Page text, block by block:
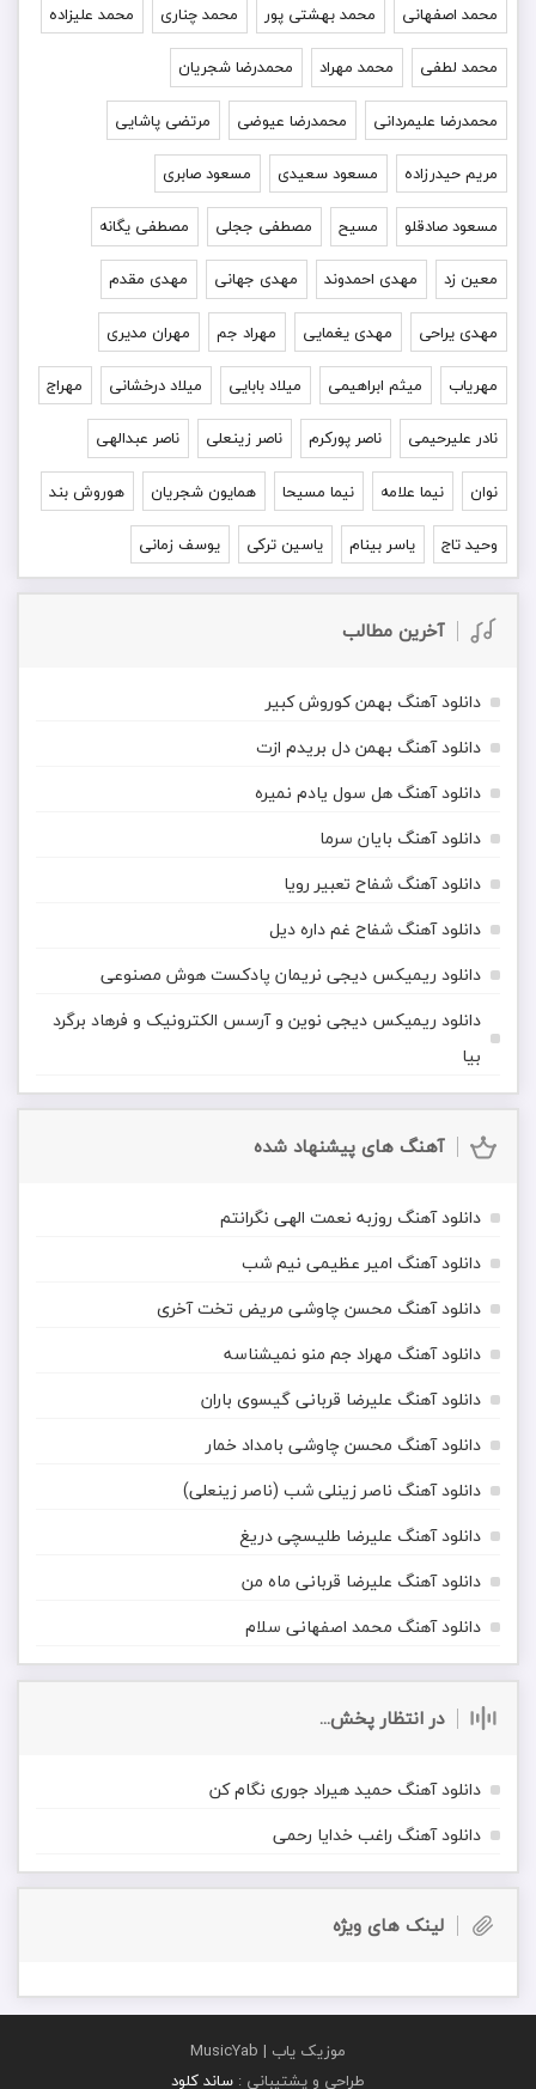
محمد اصفهانی محمد بهشتی پور محمد چناری محمد علیزاده
محمد لطفی محمد مهراد محمدرضا شجریان
محمدرضا علیمردانی محمدرضا عیوضی مرتضی پاشایی
مریم حیدرزاده مسعود سعیدی مسعود صابری
مسعود صادقلو مسیح مصطفی ججلی مصطفی یگانه
معین زد مهدی احمدوند مهدی جهانی مهدی مقدم
مهدی یراحی مهدی یغمایی مهراد جم مهران مدیری
مهریاب میثم ابراهیمی میلاد بابایی میلاد درخشانی مهراج
نادر علیرحیمی ناصر پورکرم ناصر زینعلی ناصر عبدالهی
نوان نیما علامه نیما مسیحا همایون شجریان هوروش بند
وحید تاج یاسر بینام یاسین ترکی یوسف زمانی
آخرین مطالب
دانلود آهنگ بهمن کوروش کبیر
دانلود آهنگ بهمن دل بریدم ازت
دانلود آهنگ هل سول یادم نمیره
دانلود آهنگ بایان سرما
دانلود آهنگ شفاح تعبیر رویا
دانلود آهنگ شفاح غم داره دیل
دانلود ریمیکس دیجی نریمان پادکست هوش مصنوعی
دانلود ریمیکس دیجی نوین و آرسس الکترونیک و فرهاد برگرد
بیا
آهنگ های پیشنهاد شده
دانلود آهنگ روزبه نعمت الهی نگرانتم
دانلود آهنگ امیر عظیمی نیم شب
دانلود آهنگ محسن چاوشی مریض تخت آخری
دانلود آهنگ مهراد جم منو نمیشناسه
دانلود آهنگ علیرضا قربانی گیسوی باران
دانلود آهنگ محسن چاوشی بامداد خمار
دانلود آهنگ ناصر زینلی شب (ناصر زینعلی)
دانلود آهنگ علیرضا طلیسچی دریغ
دانلود آهنگ علیرضا قربانی ماه من
دانلود آهنگ محمد اصفهانی سلام
در انتظار پخش...
دانلود آهنگ حمید هیراد جوری نگام کن
دانلود آهنگ راغب خدایا رحمی
لینک های ویژه
موزیک یاب | MusicYab
طراحی و پشتیبانی : ساند کلود